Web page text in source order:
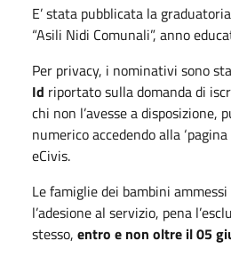
E’ stata pubblicata la
“Asili Nidi Comunali”, anno
Per privacy, i nominativi sono
Id riportato sulla domanda di
chi non l’avesse a disposizione,
numerico accedendo alla
eCivis.
Le famiglie dei bambini
l’adesione al servizio, pena
stesso, entro e non oltre il 05